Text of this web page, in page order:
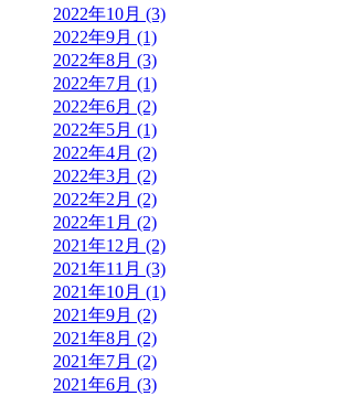
2022年10月 (3)
2022年9月 (1)
2022年8月 (3)
2022年7月 (1)
2022年6月 (2)
2022年5月 (1)
2022年4月 (2)
2022年3月 (2)
2022年2月 (2)
2022年1月 (2)
2021年12月 (2)
2021年11月 (3)
2021年10月 (1)
2021年9月 (2)
2021年8月 (2)
2021年7月 (2)
2021年6月 (3)